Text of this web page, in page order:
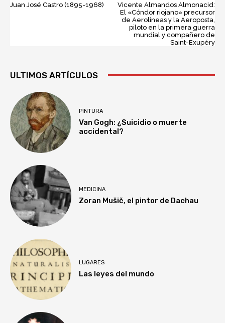
Juan José Castro (1895-1968)
Vicente Almandos Almonacid:
El «Cóndor riojano» precursor
de Aerolíneas y la Aeroposta,
piloto en la primera guerra
mundial y compañero de
Saint-Exupéry
ULTIMOS ARTÍCULOS
PINTURA
Van Gogh: ¿Suicidio o muerte
accidental?
MEDICINA
Zoran Mušič, el pintor de Dachau
LUGARES
Las leyes del mundo